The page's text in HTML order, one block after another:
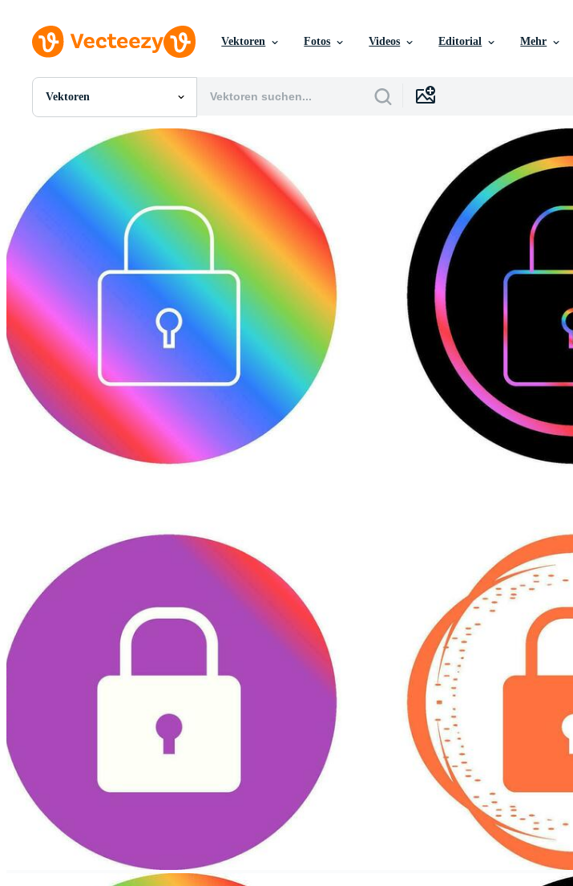
Vektoren Fotos Videos Editorial Mehr
Vektoren
Alle Bilder
PNGs
PSDs
Redaktionelle Bilder
Redaktionelle Ereignisse